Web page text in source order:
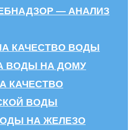
— АНАЛИЗ
КАЧЕСТВО ВОДЫ
ВОДЫ НА ДОМУ
КАЧЕСТВО
ВОДЫ
НА ЖЕЛЕЗО